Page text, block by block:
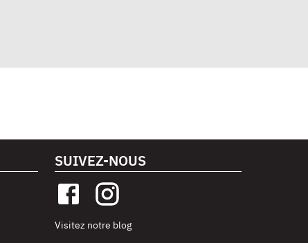
SUIVEZ-NOUS
Visitez notre blog